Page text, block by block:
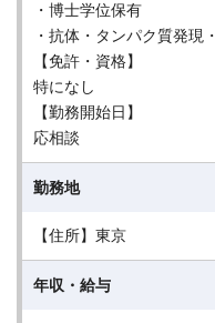
・博士学位保有
・抗体・タンパク質発現
【免許・資格】
特になし
【勤務開始日】
応相談
勤務地
【住所】東京
年収・給与